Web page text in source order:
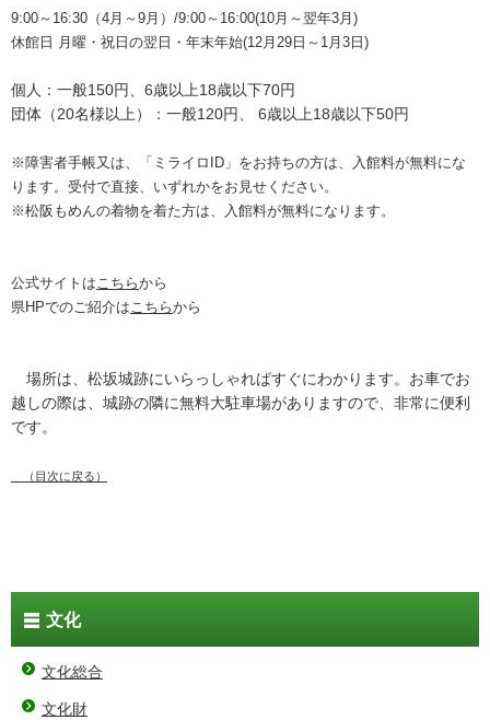
9:00～16:30（4月～9月）/9:00～16:00(10月～翌年3月)
休館日 月曜・祝日の翌日・年末年始(12月29日～1月3日)
個人：一般150円、6歳以上18歳以下70円
団体（20名様以上）：一般120円、
6歳以上18歳以下50円
※障害者手帳又は、「ミライロID」をお持ちの方は、入館料が無料にな
ります。受付で直接、いずれかをお見せください。
※松阪もめんの着物を着た方は、入館料が無料になります。
公式サイトはこちらから
県HPでのご紹介はこちらから
場所は、松坂城跡にいらっしゃればすぐにわかります。お車でお
越しの際は、城跡の隣に無料大駐車場がありますので、非常に便利
です。
（目次に戻る）
文化
文化総合
文化財